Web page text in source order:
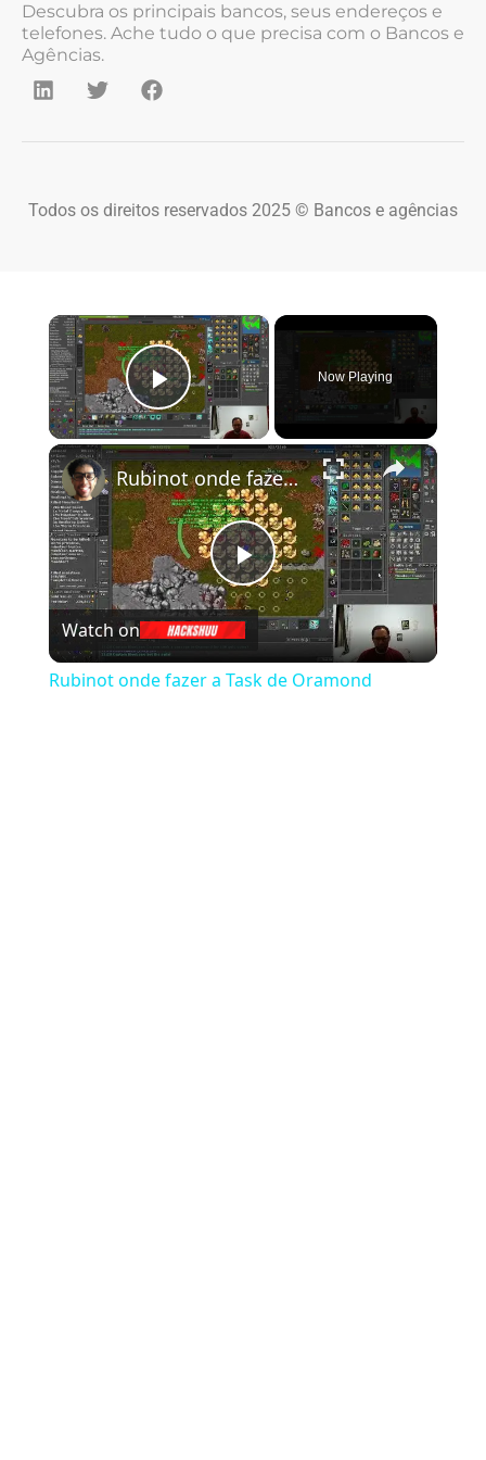
Descubra os principais bancos, seus endereços e
telefones. Ache tudo o que precisa com o Bancos e
Agências.
Todos os direitos reservados 2025 © Bancos e agências
×
Play Video
Now Playing
×
Play Video
Rubinot onde fazer a Task de Oramond
Watch on
Rubinot onde fazer a Task de Oramond